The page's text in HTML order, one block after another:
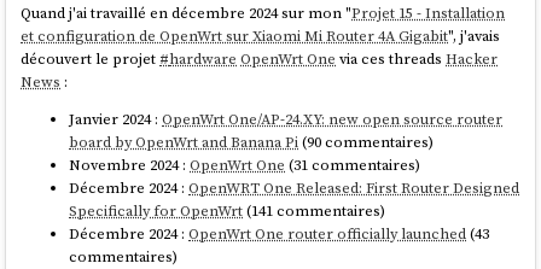
Quand j'ai travaillé en décembre 2024 sur mon "Projet 15 - Installation
et configuration de OpenWrt sur Xiaomi Mi Router 4A Gigabit", j'avais
découvert le projet #hardware OpenWrt One via ces threadsHacker
News :
Janvier 2024 :OpenWrt One/AP-24.XY: new open source router
board by OpenWrt and Banana Pi(90 commentaires)
Novembre 2024 :OpenWrt One (31 commentaires)
Décembre 2024 :OpenWRT One Released: First Router Designed
Specifically for OpenWrt(141 commentaires)
Décembre 2024 :OpenWrt One router officially launched(43
commentaires)